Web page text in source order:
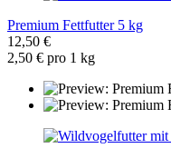
Premium Fettfutter 5 kg
12,50 €
2,50 € pro 1 kg